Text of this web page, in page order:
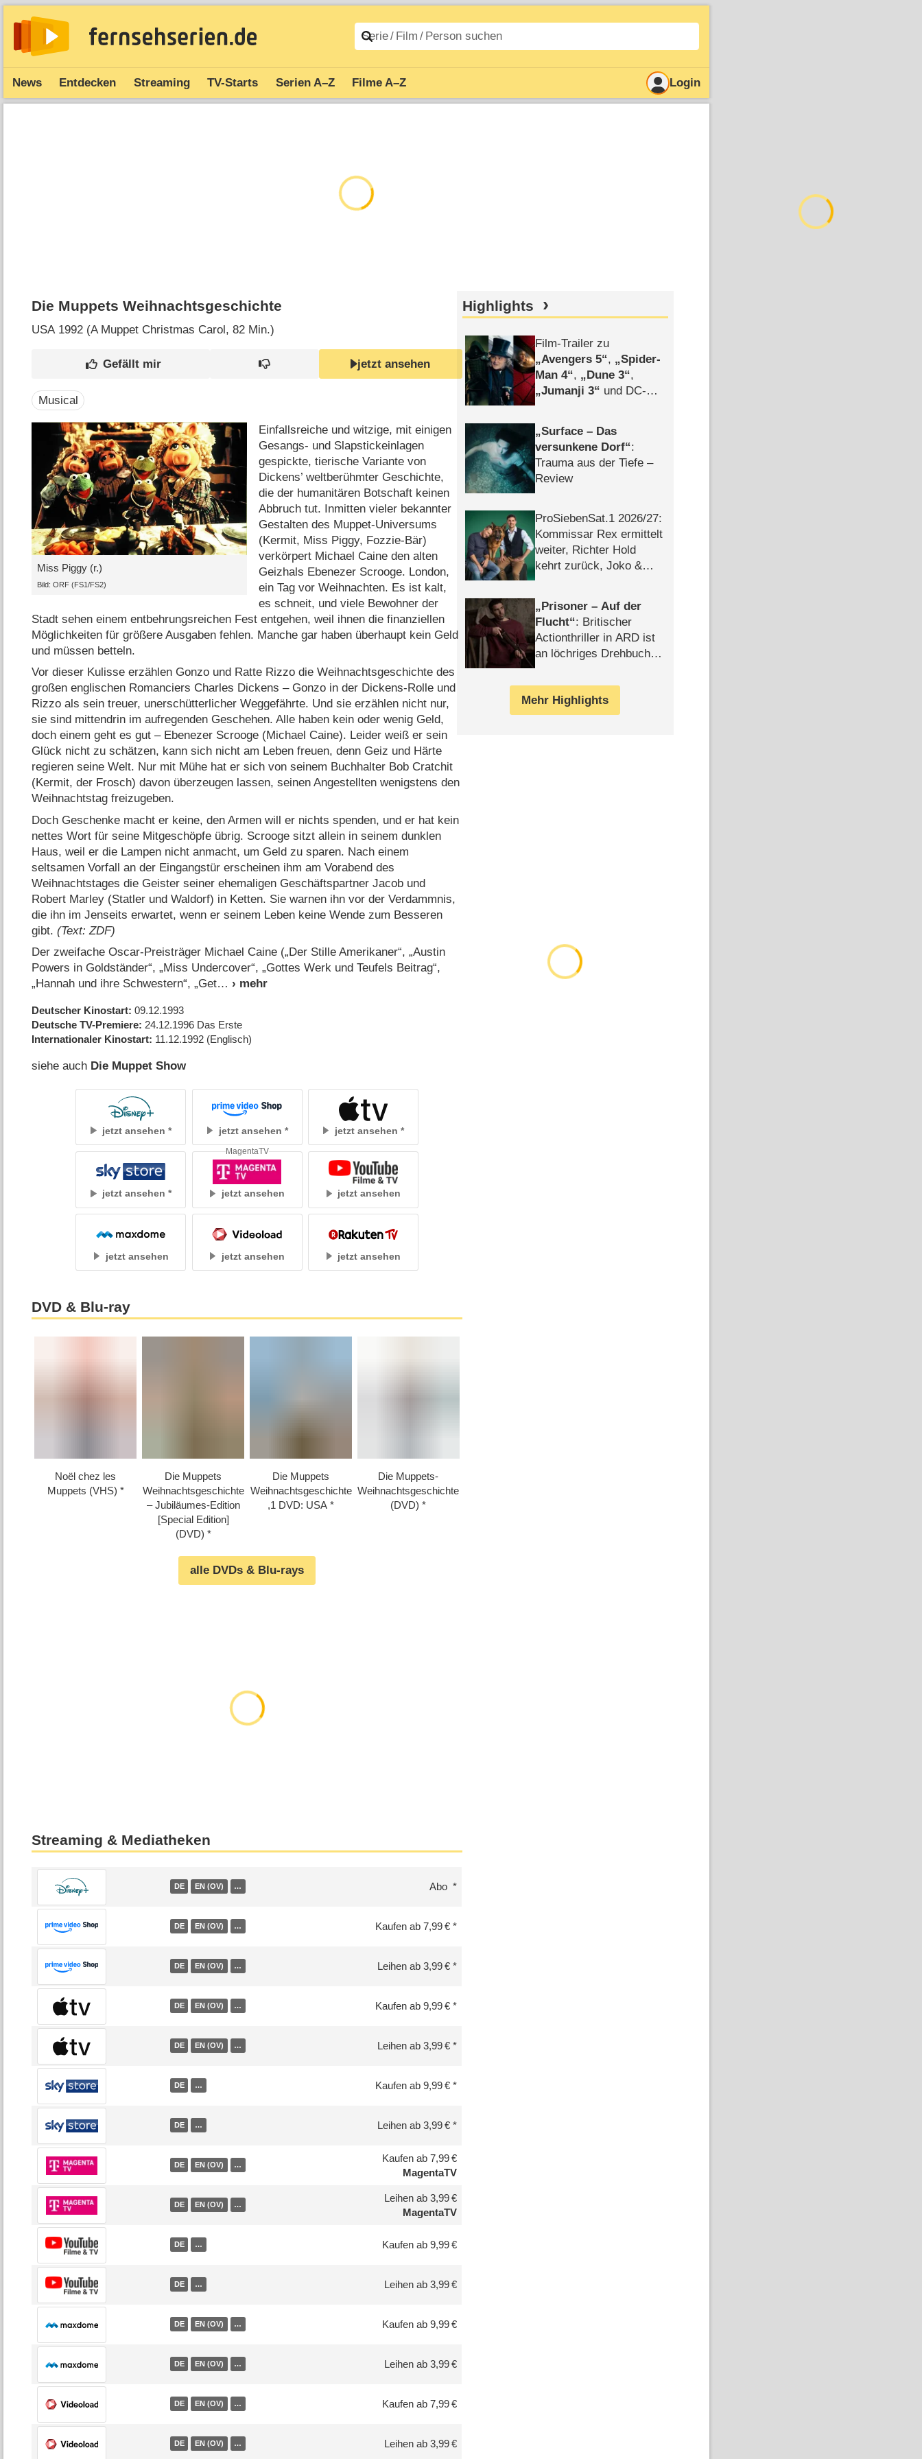
News Entdecken Streaming TV-Starts Serien A–Z Filme A–Z Login
Die Muppets Weihnachtsgeschichte
USA1992 (A Muppet Christmas Carol‎, 82 Min.)
jetzt ansehen
Musical
Miss Piggy (r.)
Bild: ORF (FS1/​FS2)
Einfallsreiche und witzige, mit einigen
Gesangs- und Slapstickeinlagen
gespickte, tierische Variante von
Dickens’ weltberühmter Geschichte,
die der humanitären Botschaft keinen
Abbruch tut. Inmitten vieler bekannter
Gestalten des Muppet-Universums
(Kermit, Miss Piggy, Fozzie-Bär)
verkörpert Michael Caine den alten
Geizhals Ebenezer Scrooge. London,
ein Tag vor Weihnachten. Es ist kalt,
es schneit, und viele Bewohner der
Stadt sehen einem entbehrungsreichen Fest entgehen, weil ihnen die finanziellen
Möglichkeiten für größere Ausgaben fehlen. Manche gar haben überhaupt kein Geld
und müssen betteln.
Vor dieser Kulisse erzählen Gonzo und Ratte Rizzo die Weihnachtsgeschichte des
großen englischen Romanciers Charles Dickens – Gonzo in der Dickens-Rolle und
Rizzo als sein treuer, unerschütterlicher Weggefährte. Und sie erzählen nicht nur,
sie sind mittendrin im aufregenden Geschehen. Alle haben kein oder wenig Geld,
doch einem geht es gut – Ebenezer Scrooge (Michael Caine). Leider weiß er sein
Glück nicht zu schätzen, kann sich nicht am Leben freuen, denn Geiz und Härte
regieren seine Welt. Nur mit Mühe hat er sich von seinem Buchhalter Bob Cratchit
(Kermit, der Frosch) davon überzeugen lassen, seinen Angestellten wenigstens den
Weihnachtstag freizugeben.
Doch Geschenke macht er keine, den Armen will er nichts spenden, und er hat kein
nettes Wort für seine Mitgeschöpfe übrig. Scrooge sitzt allein in seinem dunklen
Haus, weil er die Lampen nicht anmacht, um Geld zu sparen. Nach einem
seltsamen Vorfall an der Eingangstür erscheinen ihm am Vorabend des
Weihnachtstages die Geister seiner ehemaligen Geschäftspartner Jacob und
Robert Marley (Statler und Waldorf) in Ketten. Sie warnen ihn vor der Verdammnis,
die ihn im Jenseits erwartet, wenn er seinem Leben keine Wende zum Besseren
gibt.(Text: ZDF)
Der zweifache Oscar-Preisträger Michael Caine („Der Stille Amerikaner“, „Austin
Powers in Goldständer“, „Miss Undercover“, „Gottes Werk und Teufels Beitrag“,
„Hannah und ihre Schwestern“, „Get
Deutscher Kinostart 09.12.1993
Deutsche TV-Premiere 24.12.1996 Das Erste
Internationaler Kinostart 11.12.1992 (Englisch)
siehe auch Die Muppet Show
jetzt ansehen jetzt ansehen jetzt ansehen
jetzt ansehen jetzt ansehen
MagentaTV
jetzt ansehen
jetzt ansehen jetzt ansehen jetzt ansehen
DVD & Blu-ray
Noël chez les
Muppets (VHS)
Die Muppets
Weihnachtsgeschichte
– Jubiläumes-Edition
[Special Edition]
(DVD)
Die Muppets
Weihnachtsgeschichte
,1 DVD: USA
Die Muppets-
Weihnachtsgeschichte
(DVD)
alle DVDs & Blu-rays
Streaming & Mediatheken
DE EN (OV) … Abo
DE EN (OV) … Kaufen ab 7,99 €
DE EN (OV) … Leihen ab 3,99 €
DE EN (OV) … Kaufen ab 9,99 €
DE EN (OV) … Leihen ab 3,99 €
DE … Kaufen ab 9,99 €
DE … Leihen ab 3,99 €
DE EN (OV) …
Kaufen ab 7,99 €
MagentaTV
DE EN (OV) …
Leihen ab 3,99 €
MagentaTV
DE … Kaufen ab 9,99 €
DE … Leihen ab 3,99 €
DE EN (OV) … Kaufen ab 9,99 €
DE EN (OV) … Leihen ab 3,99 €
DE EN (OV) … Kaufen ab 7,99 €
DE EN (OV) … Leihen ab 3,99 €
Highlights
Film-Trailer zu
Avengers 5 ,
Spider-
Man 4 , Dune 3 ,
Jumanji 3
und DC-
Surface – Das
versunkene Dorf :
Trauma aus der Tiefe –
Review
ProSiebenSat.1 2026/​27:
Kommissar Rex ermittelt
weiter, Richter Hold
kehrt zurück, Joko &
Prisoner – Auf der
Flucht : Britischer
Actionthriller in ARD ist
an löchriges Drehbuch
Mehr Highlights